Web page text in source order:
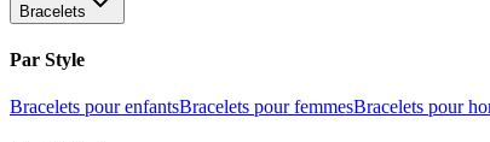
Bracelets
Par Style
Bracelets pour enfantsBracelets pour femmesBracelets pour